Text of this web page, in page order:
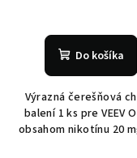
Do košíka
Výrazná čerešňová
balení 1 ks pre VEEV
obsahom nikotínu 20